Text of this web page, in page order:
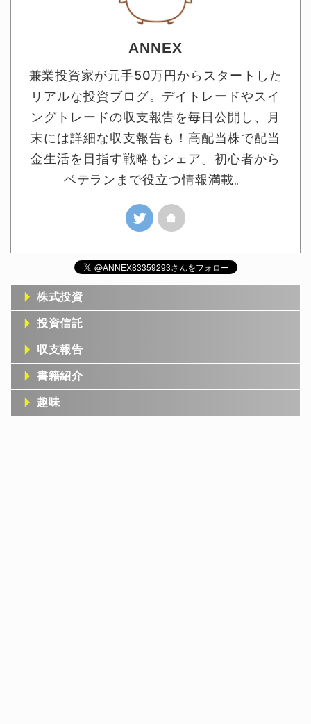
ANNEX
兼業投資家が元手50万円からスタートした
リアルな投資ブログ。デイトレードやスイ
ングトレードの収支報告を毎日公開し、月
末には詳細な収支報告も！高配当株で配当
金生活を目指す戦略もシェア。初心者から
ベテランまで役立つ情報満載。
株式投資
投資信託
収支報告
書籍紹介
趣味